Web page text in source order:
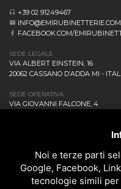
+39 02 91249467
INFO@EMIRUBINETTERIE.COM
FACEBOOK.COM/
SEDE LEGALE
VIA ALBERT EINSTEIN, 16
20062 CASSANO D’ADDA MI -
SEDE OPERATIVA
VIA GIOVANNI FALCONE, 4
DOWNLOAD
CONTATTACI!
POLITICA DELLA QUALITÀ
Noi e terze parti
Google, Facebook,
tecnologie simili